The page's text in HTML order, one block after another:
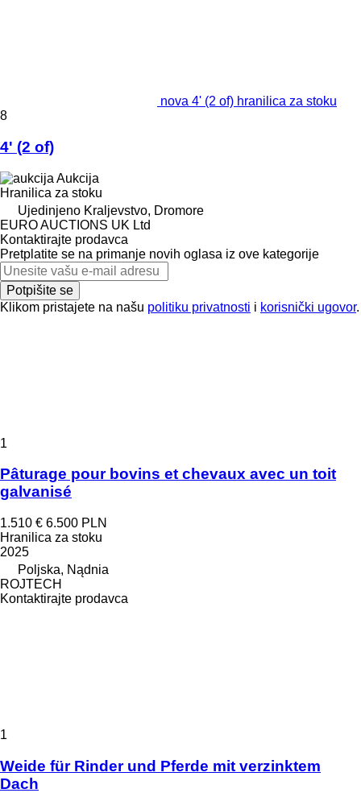
nova 4' (2 of) hranilica za stoku
8
4' (2 of)
Aukcija
Hranilica za stoku
Ujedinjeno Kraljevstvo, Dromore
EURO AUCTIONS UK Ltd
Kontaktirajte prodavca
Pretplatite se na primanje novih oglasa iz ove kategorije
Potpišite se
Klikom pristajete na našu politiku privatnosti i korisnički ugovor.
1
Pâturage pour bovins et chevaux avec un toit
galvanisé
1.510 € 6.500 PLN
Hranilica za stoku
2025
Poljska, Nądnia
ROJTECH
Kontaktirajte prodavca
1
Weide für Rinder und Pferde mit verzinktem
Dach